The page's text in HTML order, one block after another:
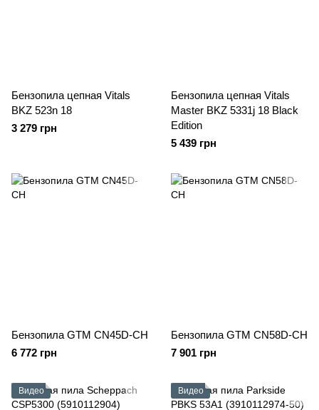
Бензопила цепная Vitals
BKZ 523n 18
3 279 грн
Бензопила цепная Vitals
Master BKZ 5331j 18 Black
Edition
5 439 грн
Бензопила GTM CN45D-CH
6 772 грн
Бензопила GTM CN58D-CH
7 901 грн
Видео Видео